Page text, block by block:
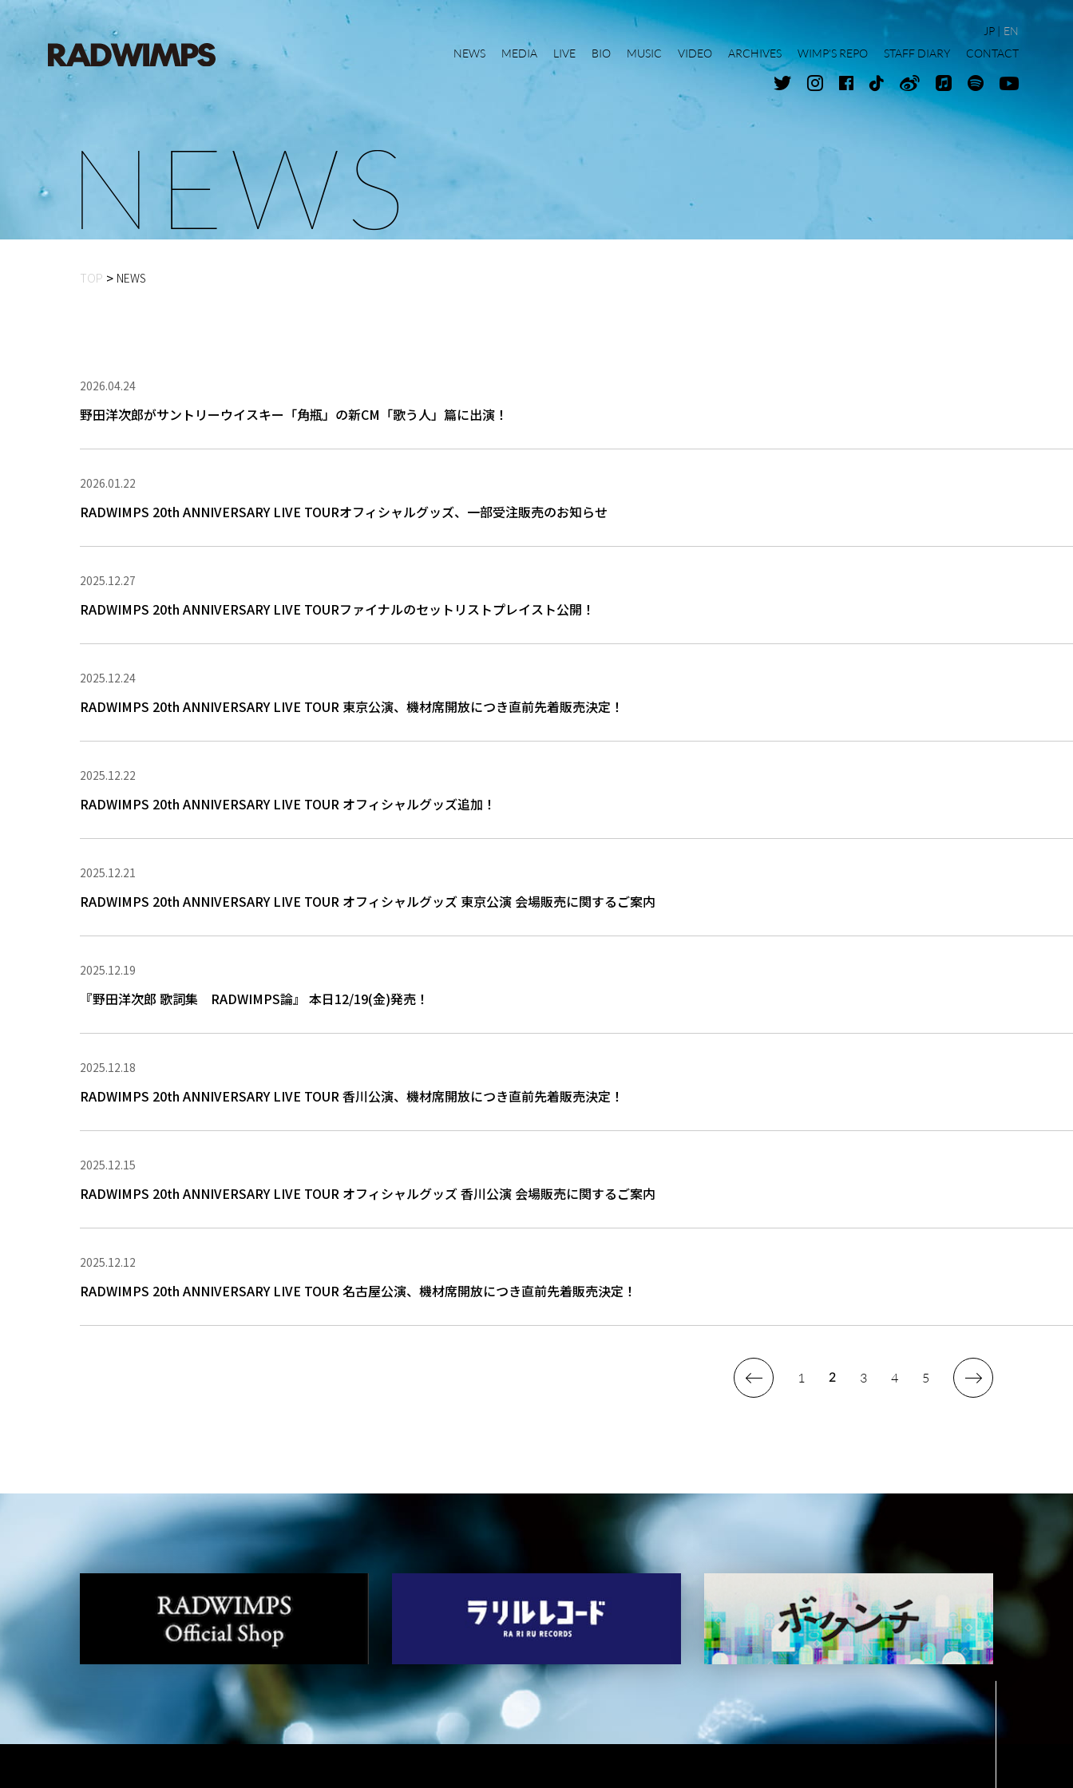
NEWS MEDIA LIVE BIO MUSIC VIDEO ARCHIVES WIMP'S REPO STAFF DIARY CONTACT
JP EN
NEWS
TOP NEWS
2026.04.24
野田洋次郎がサントリーウイスキー「角瓶」の新CM「歌う人」篇に出演！
2026.01.22
RADWIMPS 20th ANNIVERSARY LIVE TOURオフィシャルグッズ、一部受注販売のお知らせ
2025.12.27
RADWIMPS 20th ANNIVERSARY LIVE TOURファイナルのセットリストプレイスト公開！
2025.12.24
RADWIMPS 20th ANNIVERSARY LIVE TOUR 東京公演、機材席開放につき直前先着販売決定！
2025.12.22
RADWIMPS 20th ANNIVERSARY LIVE TOUR オフィシャルグッズ追加！
2025.12.21
RADWIMPS 20th ANNIVERSARY LIVE TOUR オフィシャルグッズ 東京公演 会場販売に関するご案内
2025.12.19
『野田洋次郎 歌詞集 RADWIMPS論』 本日12/19(金)発売！
2025.12.18
RADWIMPS 20th ANNIVERSARY LIVE TOUR 香川公演、機材席開放につき直前先着販売決定！
2025.12.15
RADWIMPS 20th ANNIVERSARY LIVE TOUR オフィシャルグッズ 香川公演 会場販売に関するご案内
2025.12.12
RADWIMPS 20th ANNIVERSARY LIVE TOUR 名古屋公演、機材席開放につき直前先着販売決定！
1 2 3 4 5